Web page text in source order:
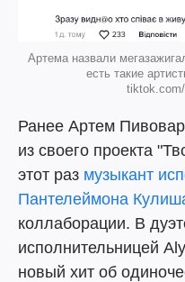
Артема назвали
есть такие
Ранее Артем
из своего проекта
этот раз музыкант
Пантелеймона
коллаборации. В
исполнительницей
новый хит об